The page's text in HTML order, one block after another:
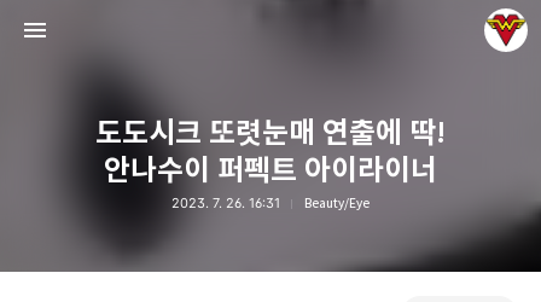
도도시크 또렷눈매 연출에 딱!
안나수이 퍼펙트 아이라이너
2023. 7. 26. 16:31 Beauty/Eye
그녀는 예뻤다